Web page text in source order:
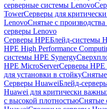
серверные системы Lenovo
TowerСерверы для
LenovoСнятые с
серверы Lenovo
Серверы HPEБлейд-системы
HPE High Performance
системы HPE Synergy
HPE MicroServerСерверы HPE
для установки в стойкуСнятые
Серверы HuaweiБлейд-
Huawei для критически
с высокой плотностьюСнятые